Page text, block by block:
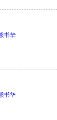
书华
书华